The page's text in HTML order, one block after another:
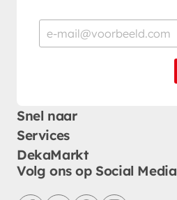
Snel naar
Services
DekaMarkt
Volg ons op Social Media